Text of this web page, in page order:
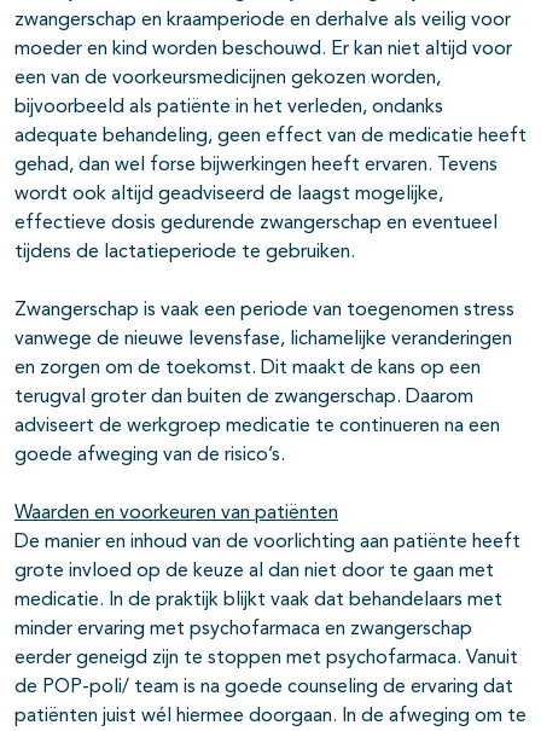
zwangerschap en kraamperiode en derhalve als veilig voor
moeder en kind worden beschouwd. Er kan niet altijd voor
een van de voorkeursmedicijnen gekozen worden,
bijvoorbeeld als patiënte in het verleden, ondanks
adequate behandeling, geen effect van de medicatie heeft
gehad, dan wel forse bijwerkingen heeft ervaren. Tevens
wordt ook altijd geadviseerd de laagst mogelijke,
effectieve dosis gedurende zwangerschap en eventueel
tijdens de lactatieperiode te gebruiken.
Zwangerschap is vaak een periode van toegenomen stress
vanwege de nieuwe levensfase, lichamelijke veranderingen
en zorgen om de toekomst. Dit maakt de kans op een
terugval groter dan buiten de zwangerschap. Daarom
adviseert de werkgroep medicatie te continueren na een
goede afweging van de risico’s.
Waarden en voorkeuren van patiënten
De manier en inhoud van de voorlichting aan patiënte heeft
grote invloed op de keuze al dan niet door te gaan met
medicatie. In de praktijk blijkt vaak dat behandelaars met
minder ervaring met psychofarmaca en zwangerschap
eerder geneigd zijn te stoppen met psychofarmaca. Vanuit
de POP-poli/ team is na goede counseling de ervaring dat
patiënten juist wél hiermee doorgaan. In de afweging om te